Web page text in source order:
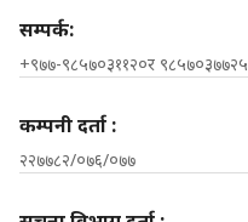
सम्पर्क:
+९७७-९८५७०३११२०र ९८५७०३७७२५
कम्पनी दर्ता :
२२७७८२/०७६/०७७